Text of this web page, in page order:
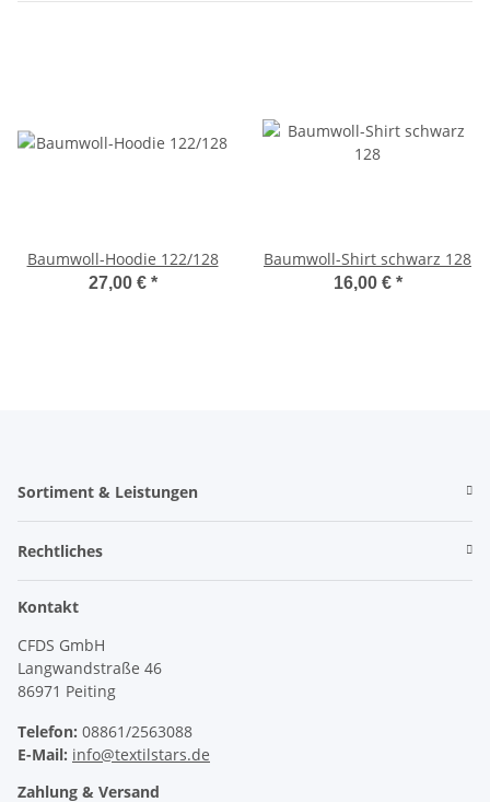
Baumwoll-Hoodie 122/128
27,00 € *
Baumwoll-Shirt schwarz 128
16,00 € *
Sortiment & Leistungen
Rechtliches
Kontakt
CFDS GmbH
Langwandstraße 46
86971 Peiting
Telefon: 08861/2563088
E-Mail: info@textilstars.de
Zahlung & Versand